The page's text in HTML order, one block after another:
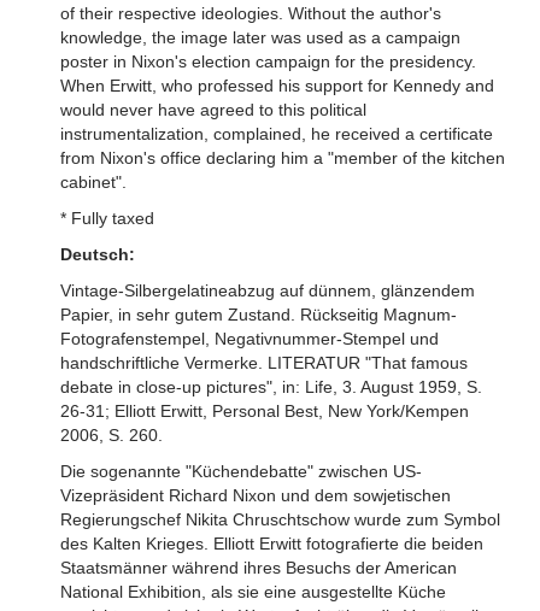
of their respective ideologies. Without the author's
knowledge, the image later was used as a campaign
poster in Nixon's election campaign for the presidency.
When Erwitt, who professed his support for Kennedy and
would never have agreed to this political
instrumentalization, complained, he received a certificate
from Nixon's office declaring him a "member of the kitchen
cabinet".
* Fully taxed
Deutsch:
Vintage-Silbergelatineabzug auf dünnem, glänzendem
Papier, in sehr gutem Zustand. Rückseitig Magnum-
Fotografenstempel, Negativnummer-Stempel und
handschriftliche Vermerke. LITERATUR "That famous
debate in close-up pictures", in: Life, 3. August 1959, S.
26-31; Elliott Erwitt, Personal Best, New York/Kempen
2006, S. 260.
Die sogenannte "Küchendebatte" zwischen US-
Vizepräsident Richard Nixon und dem sowjetischen
Regierungschef Nikita Chruschtschow wurde zum Symbol
des Kalten Krieges. Elliott Erwitt fotografierte die beiden
Staatsmänner während ihres Besuchs der American
National Exhibition, als sie eine ausgestellte Küche